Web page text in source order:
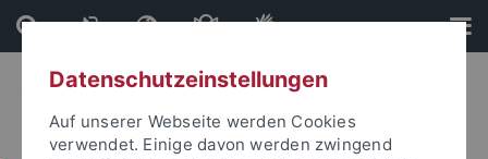
Direkt
zum
Inhalt
Direkt
zur
Fußleiste
Datenschutzeinstellungen
Auf unserer Webseite werden Cookies
verwendet. Einige davon werden zwingend